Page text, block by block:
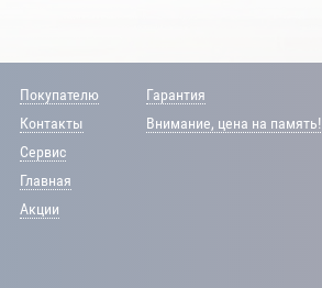
Покупателю
Контакты
Сервис
Главная
Акции
Гарантия
Внимание, цена на память!